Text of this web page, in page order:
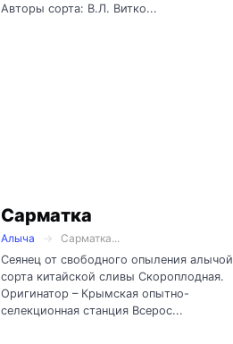
Авторы сорта: В.Л. Витко...
Сарматка
Алыча
Сарматка...
Сеянец от свободного опыления алычой
сорта китайской сливы Скороплодная.
Оригинатор – Крымская опытно-
селекционная станция Всерос...